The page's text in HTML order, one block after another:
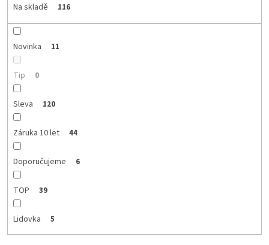
ů
Na skladě 116
Novinka 11
Tip 0
Sleva 120
Záruka 10 let 44
Doporučujeme 6
TOP 39
Lidovka 5